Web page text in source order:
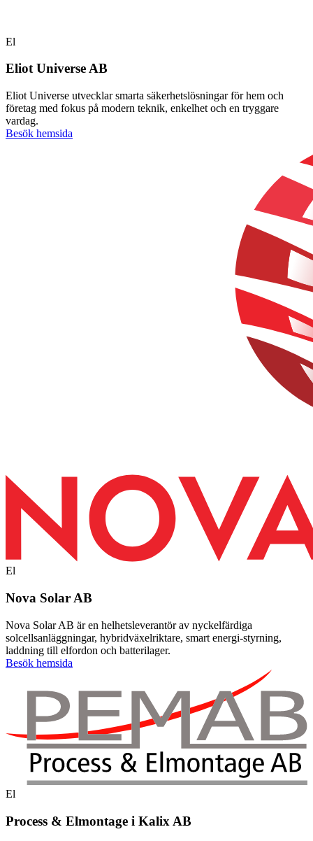
El
Eliot Universe AB
Eliot Universe utvecklar smarta säkerhetslösningar för hem och
företag med fokus på modern teknik, enkelhet och en tryggare
vardag.
Besök hemsida
El
Nova Solar AB
Nova Solar AB är en helhetsleverantör av nyckelfärdiga
solcellsanläggningar, hybridväxelriktare, smart energi-styrning,
laddning till elfordon och batterilager.
Besök hemsida
El
Process & Elmontage i Kalix AB